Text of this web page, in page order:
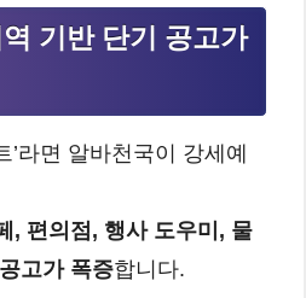
기반 단기 공고가
’라면 알바천국이 강세예
, 편의점, 행사 도우미, 물
고가 폭증합니다.